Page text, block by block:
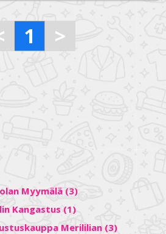
1 >
Myymälä (3)
Kangastus (1)
Merililian (3)